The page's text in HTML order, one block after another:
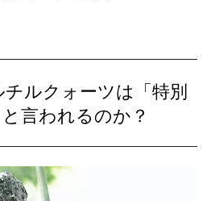
ルクォーツは「特別
言われるのか？